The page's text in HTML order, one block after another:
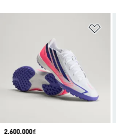
Price
2.600.000₫